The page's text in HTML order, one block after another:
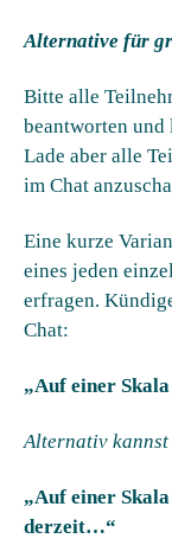
Alternative für
Bitte alle
beantworten und
Lade aber alle
im Chat
Eine kurze
eines jeden
erfragen.
Chat:
„Auf einer
Alternativ
„Auf einer
derzeit…“